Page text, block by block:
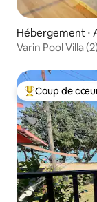
Hébergement ⋅
Varin Pool Villa
Coups de cœur
Coup de